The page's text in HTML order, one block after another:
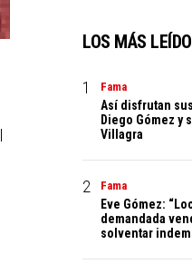
LOS MÁS
Fama
Así disfrutan
Diego Gómez y
Villagra
Fama
Eve Gómez:
demandada
solventar